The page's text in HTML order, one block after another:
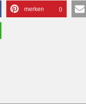
merken 0